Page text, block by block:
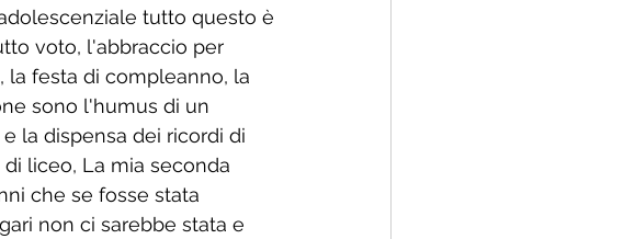
tutto questo è
voto, l'abbraccio per
festa di compleanno, la
sono l'humus di un
la dispensa dei ricordi di
liceo, La mia seconda
che se fosse stata
non ci sarebbe stata e